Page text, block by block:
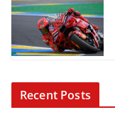
Recent Posts